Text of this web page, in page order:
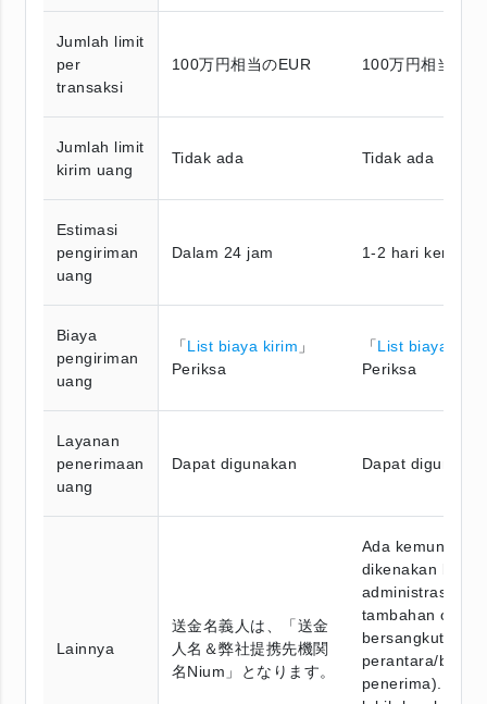
Jumlah limit
per
transaksi
100万円相当のEUR 100万円相当の
Jumlah limit
kirim uang
Tidak ada Tidak ada
Estimasi
pengiriman
uang
Dalam 24 jam 1-2 hari kerja
Biaya
pengiriman
uang
「List biaya kirim 」
Periksa
「List biaya
Periksa
Layanan
penerimaan
uang
Dapat digunakan Dapat digunakan
Lainnya
送金名義人は、「送金
人名＆弊社提携先機関
名Nium」となります。
Ada
dikenakan biaya
administrasi
tambahan oleh
bersangkutan
perantara/bank
penerima).